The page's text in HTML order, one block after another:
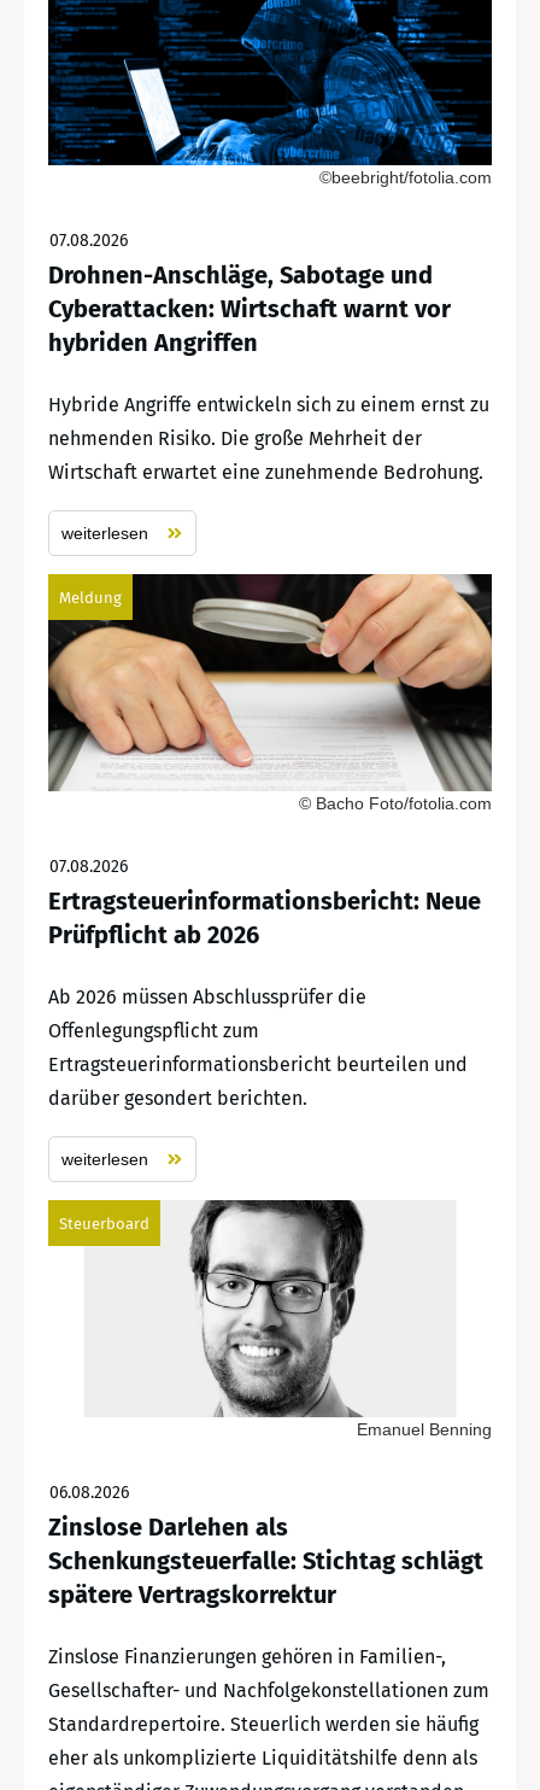
©beebright/fotolia.com
07.08.2026
Drohnen-Anschläge, Sabotage und
Cyberattacken: Wirtschaft warnt vor
hybriden Angriffen
Hybride Angriffe entwickeln sich zu einem ernst zu
nehmenden Risiko. Die große Mehrheit der
Wirtschaft erwartet eine zunehmende Bedrohung.
weiterlesen
Meldung
© Bacho Foto/fotolia.com
07.08.2026
Ertragsteuerinformationsbericht: Neue
Prüfpflicht ab 2026
Ab 2026 müssen Abschlussprüfer die
Offenlegungspflicht zum
Ertragsteuerinformationsbericht beurteilen und
darüber gesondert berichten.
weiterlesen
Steuerboard
Emanuel Benning
06.08.2026
Zinslose Darlehen als
Schenkungsteuerfalle: Stichtag schlägt
spätere Vertragskorrektur
Zinslose Finanzierungen gehören in Familien-,
Gesellschafter- und Nachfolgekonstellationen zum
Standardrepertoire. Steuerlich werden sie häufig
eher als unkomplizierte Liquiditätshilfe denn als